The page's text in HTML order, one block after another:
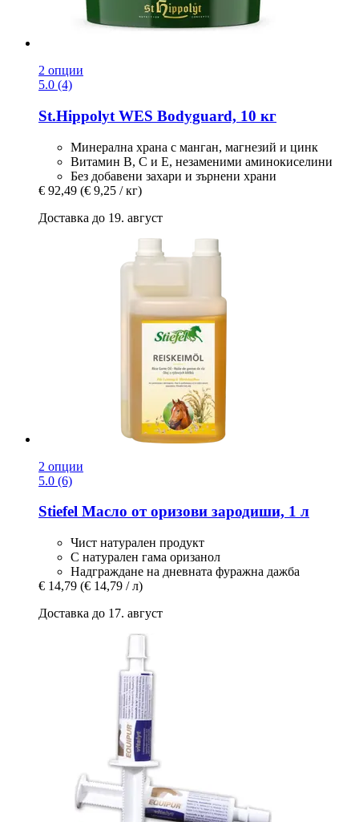
2 опции
5.0 (4)
St.Hippolyt WES Bodyguard, 10 кг
Минерална храна с манган, магнезий и цинк
Витамин В, С и Е, незаменими аминокиселини
Без добавени захари и зърнени храни
€ 92,49 (€ 9,25 / кг)
Доставка до 19. август
2 опции
5.0 (6)
Stiefel Масло от оризови зародиши, 1 л
Чист натурален продукт
С натурален гама оризанол
Надграждане на дневната фуражна дажба
€ 14,79 (€ 14,79 / л)
Доставка до 17. август